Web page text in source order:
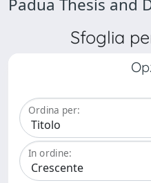
Padua Thesis and
Sfoglia
Ordina per:
In ordine: